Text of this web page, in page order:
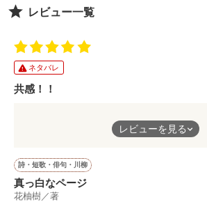
✼••┈┈┈┈••✼••┈┈┈┈••✼
ーー君に触れたかった
それだけなのに、私は。
✼••┈┈┈┈••✼••┈┈┈┈••✼
レビュー一覧
ネタバレ
共感！！
私も共感できる部分が多く……
レビューを見る
詩・短歌・俳句・川柳
真っ白なページ
花柚樹／著